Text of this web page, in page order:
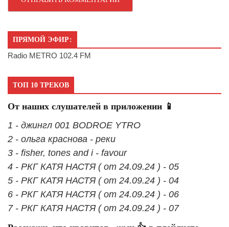
ПРЯМОЙ ЭФИР:
Radio METRO 102.4 FM
ТОП 10 ТРЕКОВ
От наших слушателей в приложении 📱
1 - джингл 001 BODROE YTRO
2 - ольга краснова - реки
3 - fisher, tones and i - favour
4 - РКГ КАТЯ НАСТЯ ( от 24.09.24 ) - 05
5 - РКГ КАТЯ НАСТЯ ( от 24.09.24 ) - 04
6 - РКГ КАТЯ НАСТЯ ( от 24.09.24 ) - 06
7 - РКГ КАТЯ НАСТЯ ( от 24.09.24 ) - 07